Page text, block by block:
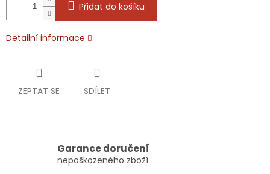
Přidat do košíku
Detailní informace
ZEPTAT SE SDÍLET
Garance doručení
nepoškozeného zboží